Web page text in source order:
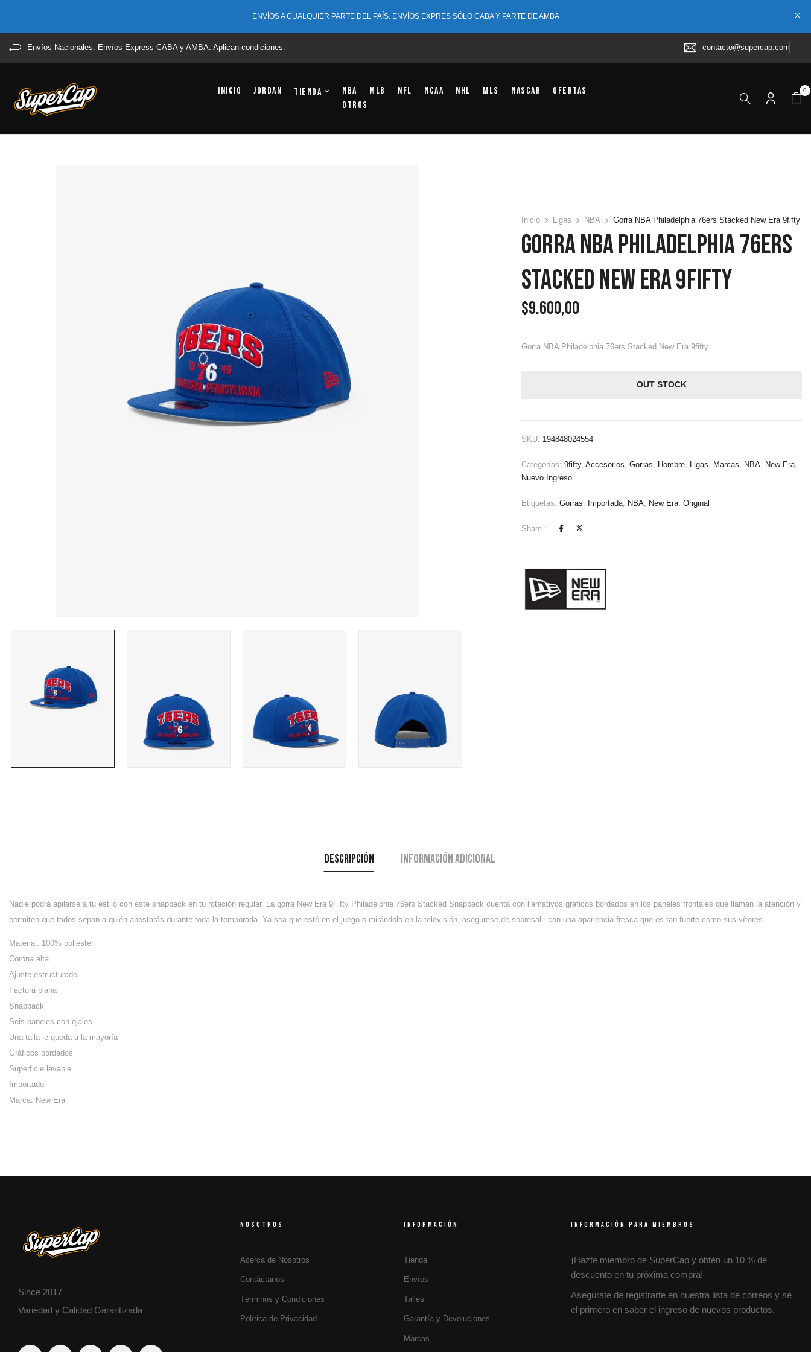
ENVÍOS A CUALQUIER PARTE DEL PAÍS. ENVÍOS EXPRES SÓLO CABA Y PARTE DE AMBA
Envíos Nacionales. Envíos Express CABA y AMBA. Aplican condiciones. contacto@supercap.com
Inicio Jordan Tienda NBA MLB NFL NCAA NHL MLS NASCAR
Ofertas
OTROS
0
Inicio Ligas NBA Gorra NBA Philadelphia 76ers Stacked New Era 9fifty
Gorra NBA Philadelphia 76ers
Stacked New Era 9fifty
$9.600,00
Gorra NBA Philadelphia 76ers Stacked New Era 9fifty
OUT STOCK
SKU: 194848024554
Categorías: 9fifty, Accesorios Gorras Hombre, Ligas Marcas NBA, New Era,
Nuevo Ingreso
Etiquetas: Gorras Importada, NBA, New Era, Original
Share :
Descripción Información adicional
Nadie podrá apilarse a tu estilo con este snapback en tu rotación regular. La gorra New Era 9Fifty Philadelphia 76ers Stacked Snapback cuenta con llamativos gráficos bordados en los paneles frontales que llaman la atención y
permiten que todos sepan a quién apostarás durante toda la temporada. Ya sea que esté en el juego o mirándolo en la televisión, asegúrese de sobresalir con una apariencia fresca que es tan fuerte como sus vítores.
Material: 100% poliéster.
Corona alta
Ajuste estructurado
Factura plana
Snapback
Seis paneles con ojales
Una talla le queda a la mayoría
Gráficos bordados
Superficie lavable
Importado
Marca: New Era
Since 2017
Variedad y Calidad Garantizada
NOSOTROS
Acerca de Nosotros
Contáctanos
Términos y Condiciones
Política de Privacidad
INFORMACIÓN
Tienda
Envíos
Talles
Garantía y Devoluciones
Marcas
INFORMACIÓN PARA MIEMBROS
¡Hazte miembro de SuperCap y obtén un 10 % de
descuento en tu próxima compra!
Asegurate de registrarte en nuestra lista de correos y sé
el primero en saber el ingreso de nuevos productos.